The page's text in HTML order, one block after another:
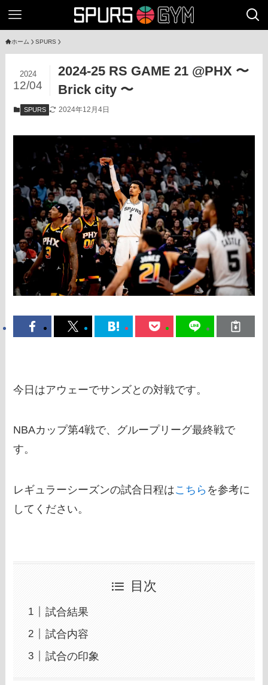
ホーム SPURS
2024-25 RS GAME 21 @PHX 〜
Brick city 〜
2024
12/04
SPURS 2024年12月4日
今日はアウェーでサンズとの対戦です。
NBAカップ第4戦で、グループリーグ最終戦で
す。
レギュラーシーズンの試合日程はこちら を参考に
してください。
目次
試合結果
試合内容
試合の印象